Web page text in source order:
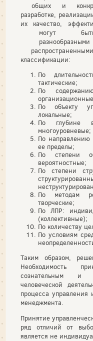
общих и
разработке,
их качество,
могут быть
классификации:
По
тактические;
По
По объекту
локальные;
По глубине
многоуровневые;
По направлению
ее пределы;
По степени
вероятностные;
По степени
По методам
творческие;
По ЛПР:
(коллективные);
По количеству
По условиям
Таким образом,
Необходимость
сознательным и
человеческой
процесса управления
менеджмента.
Принятие
ряд отличий от
является не